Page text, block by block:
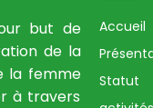
but de
de la
la femme
à travers
Accueil
Statut